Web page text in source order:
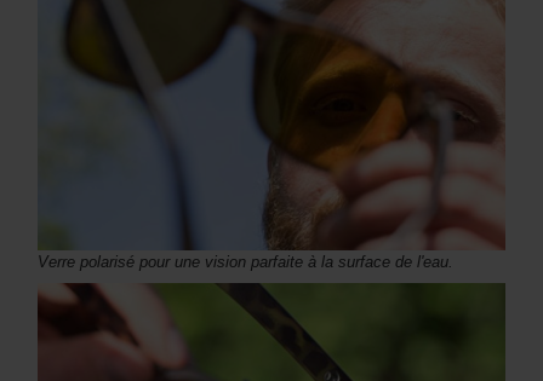
Verre polarisé pour une vision parfaite à la surface de l'eau.